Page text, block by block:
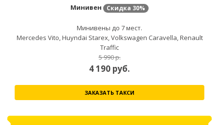
Минивен Скидка 30%
Минивены до 7 мест.
Mercedes Vito, Huyndai Starex, Volkswagen Caravella, Renault
Traffic
5 990 р.
4 190 руб.
ЗАКАЗАТЬ ТАКСИ